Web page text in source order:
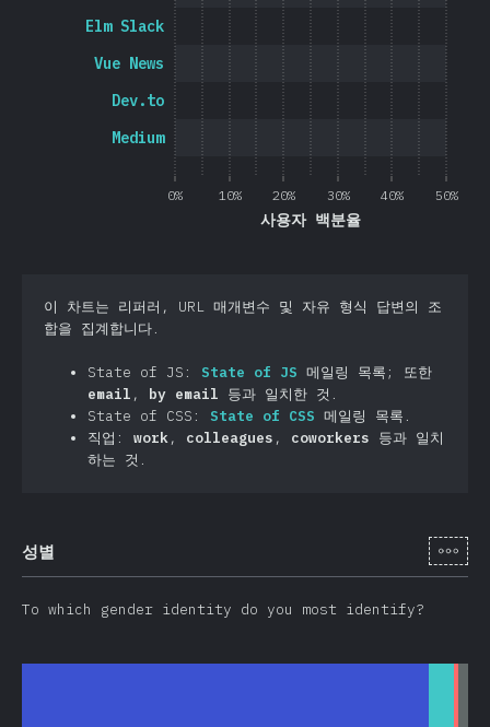
0% 10% 20% 30% 40% 50%
사용자 백분율
Medium
Dev.to
Vue News
Elm Slack
이 차트는 리퍼러, URL 매개변수 및 자유 형식 답변의 조
합을 집계합니다.
State of JS: State of JS 메일링 목록; 또한
email , by email 등과 일치한 것.
State of CSS: State of CSS 메일링 목록.
직업: work, colleagues , coworkers 등과 일치
하는 것.
성별 [ko-
To which gender identity do you most identify?